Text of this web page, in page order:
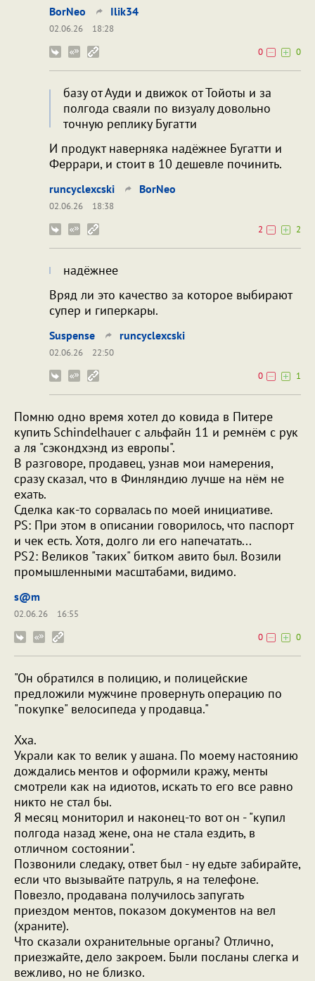
BorNeo Ilik34
02.06.26
18:28
0
0
базу от Ауди и движок от Тойоты и за
полгода сваяли по визуалу довольно
точную реплику Бугатти
И продукт наверняка надёжнее Бугатти и
Феррари, и стоит в 10 дешевле починить.
runcyclexcski BorNeo
02.06.26
18:38
2
2
надёжнее
Вряд ли это качество за которое выбирают
супер и гиперкары.
Suspense runcyclexcski
02.06.26
22:50
0
1
Помню одно время хотел до ковида в Питере
купить Schindelhauer с альфайн 11 и ремнём с рук
а ля "сэкондхэнд из европы".
В разговоре, продавец, узнав мои намерения,
сразу сказал, что в Финляндию лучше на нём не
ехать.
Сделка как-то сорвалась по моей инициативе.
PS: При этом в описании говорилось, что паспорт
и чек есть. Хотя, долго ли его напечатать...
PS2: Великов "таких" битком авито был. Возили
промышленными масштабами, видимо.
s@m
02.06.26
16:55
0
0
"Он обратился в полицию, и полицейские
предложили мужчине провернуть операцию по
"покупке" велосипеда у продавца."
Хха.
Украли как то велик у ашана. По моему настоянию
дождались ментов и оформили кражу, менты
смотрели как на идиотов, искать то его все равно
никто не стал бы.
Я месяц мониторил и наконец-то вот он - "купил
полгода назад жене, она не стала ездить, в
отличном состоянии".
Позвонили следаку, ответ был - ну едьте забирайте,
если что вызывайте патруль, я на телефоне.
Повезло, продавана получилось запугать
приездом ментов, показом документов на вел
(храните).
Что сказали охранительные органы? Отлично,
приезжайте, дело закроем. Были посланы слегка и
вежливо, но не близко.